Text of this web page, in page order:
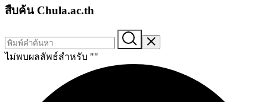
สืบค้น Chula.ac.th
ไม่พบผลลัพธ์สำหรับ ""